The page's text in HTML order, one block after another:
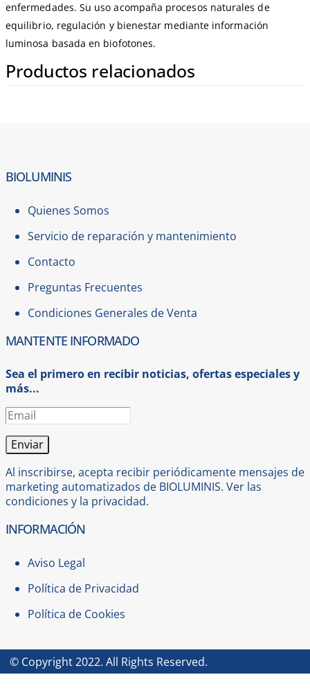
enfermedades. Su uso acompaña procesos naturales de
equilibrio, regulación y bienestar mediante información
luminosa basada en biofotones.
Productos relacionados
BIOLUMINIS
Quienes Somos
Servicio de reparación y mantenimiento
Contacto
Preguntas Frecuentes
Condiciones Generales de Venta
MANTENTE INFORMADO
Sea el primero en recibir noticias, ofertas especiales y
más...
Al inscribirse, acepta recibir periódicamente mensajes de
marketing automatizados de BIOLUMINIS. Ver las
condiciones y la privacidad.
INFORMACIÓN
Aviso Legal
Política de Privacidad
Política de Cookies
© Copyright 2022. All Rights Reserved.